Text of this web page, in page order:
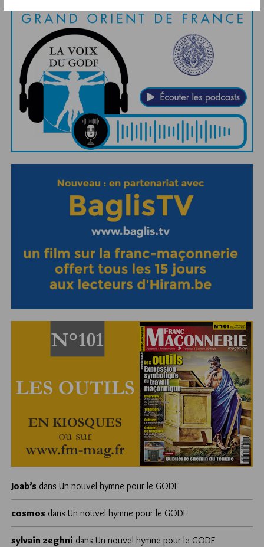
Joab’s dans Un nouvel hymne pour le GODF
cosmos dans Un nouvel hymne pour le GODF
sylvain zeghni dans Un nouvel hymne pour le GODF